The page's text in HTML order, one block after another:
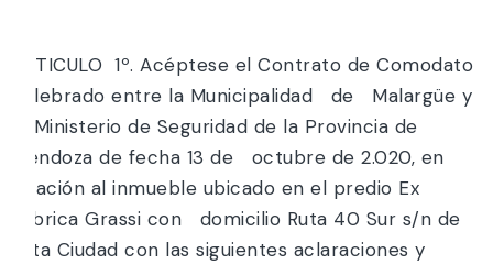
ARTICULO 1º. Acéptese el Contrato de Comodato
celebrado entre la Municipalidad de Malargüe y
el Ministerio de Seguridad de la Provincia de
Mendoza de fecha 13 de octubre de 2.020, en
relación al inmueble ubicado en el predio Ex
Fábrica Grassi con domicilio Ruta 40 Sur s/n de
esta Ciudad con las siguientes aclaraciones y